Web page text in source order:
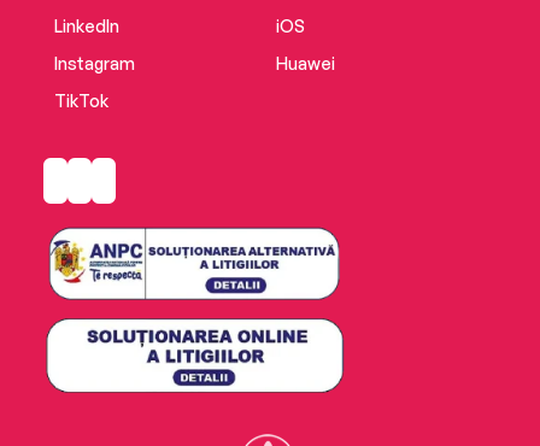
LinkedIn
Instagram
TikTok
iOS
Huawei